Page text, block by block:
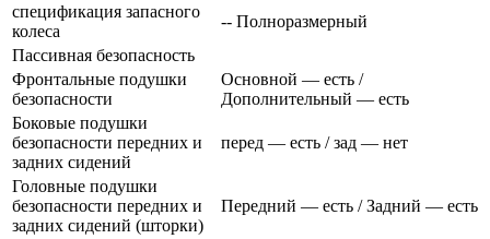
спецификация запасного
колеса
-- Полноразмерный
Пассивная безопасность
Фронтальные подушки
безопасности
Основной — есть /
Дополнительный — есть
Боковые подушки
безопасности передних и
задних сидений
перед — есть / зад — нет
Головные подушки
безопасности передних и
задних сидений (шторки)
Передний — есть / Задний — есть